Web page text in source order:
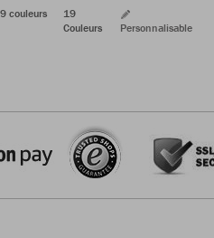
couleurs
19
Couleurs
Personnalisable